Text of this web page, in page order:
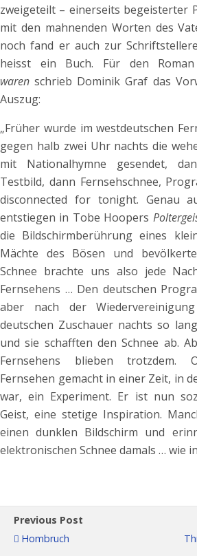
zweigeteilt – einerseits begeisterter
mit den mahnenden Worten des
noch fand er auch zur
heisst ein Buch. Für den
warenschrieb Dominik Graf das
Auszug:
„Früher wurde im westdeutschen
gegen halb zwei Uhr nachts die
mit Nationalhymne gesendet,
Testbild, dann Fernsehschnee,
disconnected for tonight. Genau
entstiegen in Tobe Hoopers
die Bildschirmberührung eines
Mächte des Bösen und
Schnee brachte uns also jede
Fernsehens … Den deutschen
aber nach der
deutschen Zuschauer nachts so
und sie schafften den Schnee ab.
Fernsehens blieben trotzdem.
Fernsehen gemacht in einer Zeit, in
war, ein Experiment. Er ist nun
Geist, eine stetige Inspiration.
einen dunklen Bildschirm und
elektronischen Schnee damals … wie
Previous Post
Hombruch